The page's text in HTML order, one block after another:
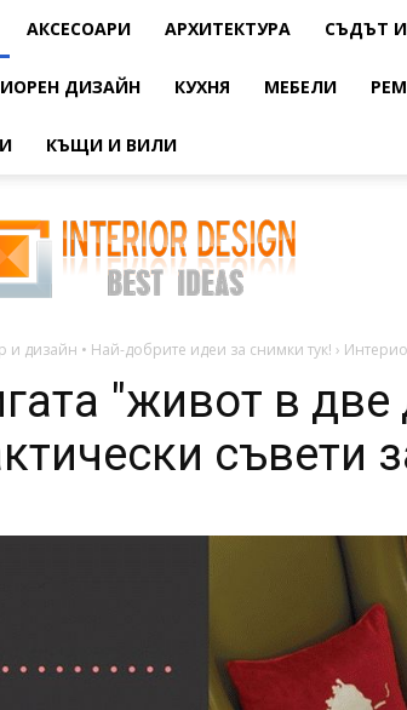
АКСЕСОАРИ АРХИТЕКТУРА СЪДЪТ И
ДИЗАЙН КУХНЯ МЕБЕЛИ
КЪЩИ И ВИЛИ
и дизайн • Най-добрите идеи за снимки тук! ›
"живот в две
съвети